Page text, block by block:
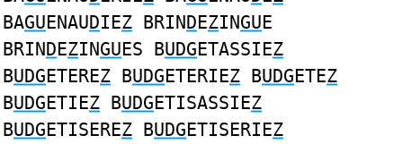
BAGUENAUDIEZ BRINDEZINGUE
BRINDEZINGUES BUDGETASSIEZ
BUDGETEREZ BUDGETERIEZ BUDGETEZ
BUDGETIEZ BUDGETISASSIEZ
BUDGETISEREZ BUDGETISERIEZ